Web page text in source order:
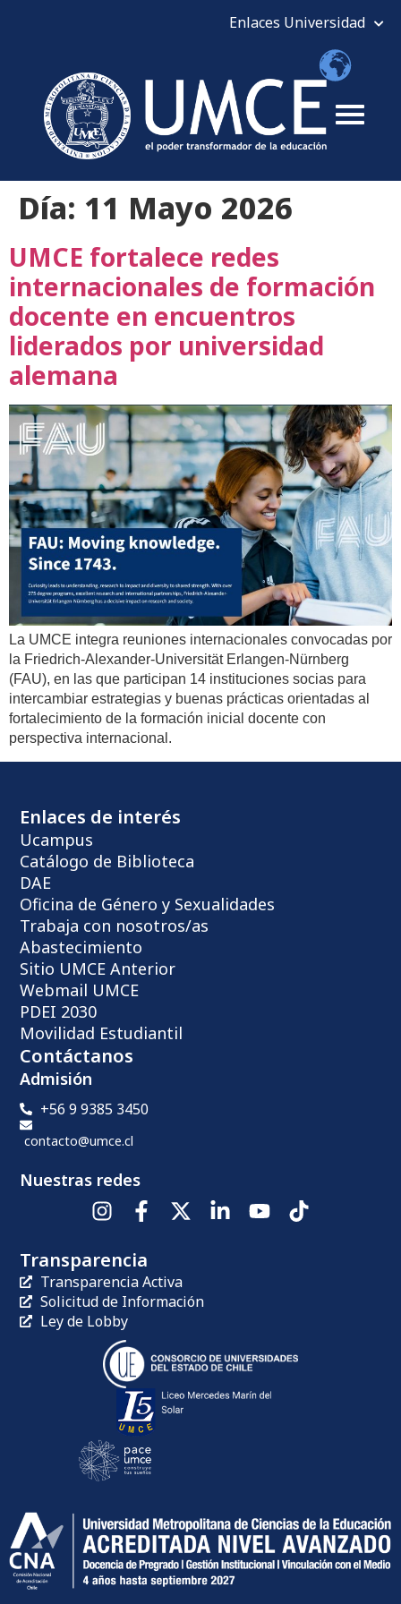
Día: 11 Mayo 2026
UMCE fortalece redes
internacionales de formación
docente en encuentros
liderados por universidad
alemana
La UMCE integra reuniones internacionales convocadas por
la Friedrich-Alexander-Universität Erlangen-Nürnberg
(FAU), en las que participan 14 instituciones socias para
intercambiar estrategias y buenas prácticas orientadas al
fortalecimiento de la formación inicial docente con
perspectiva internacional.
Enlaces de interés
Ucampus
Catálogo de Biblioteca
DAE
Oficina de Género y Sexualidades
Trabaja con nosotros/as
Abastecimiento
Sitio UMCE Anterior
Webmail UMCE
PDEI 2030
Movilidad Estudiantil
Contáctanos
Admisión
+56 9 9385 3450
contacto@umce.cl
Nuestras redes
Transparencia
Transparencia Activa
Solicitud de Información
Ley de Lobby